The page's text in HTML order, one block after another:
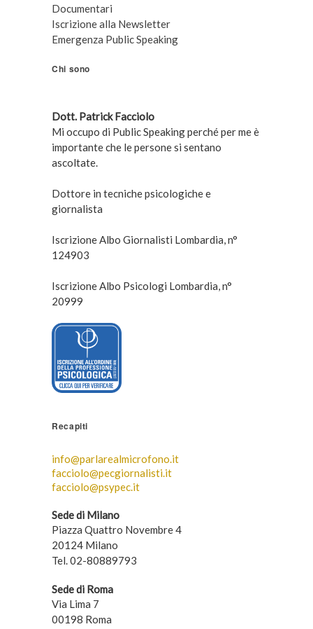
Documentari
Iscrizione alla Newsletter
Emergenza Public Speaking
Chi sono
Dott. Patrick Facciolo
Mi occupo di Public Speaking perché per me è
importante che le persone si sentano
ascoltate.
Dottore in tecniche psicologiche e
giornalista
Iscrizione Albo Giornalisti Lombardia, n°
124903
Iscrizione Albo Psicologi Lombardia, n°
20999
Recapiti
info@parlarealmicrofono.it
facciolo@pecgiornalisti.it
facciolo@psypec.it
Sede di Milano
Piazza Quattro Novembre 4
20124 Milano
Tel. 02-80889793
Sede di Roma
Via Lima 7
00198 Roma